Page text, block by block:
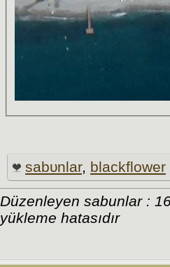
sabυnlar, blackflοwer
Düzenleyen sabunlar :
yükleme hatasıdır